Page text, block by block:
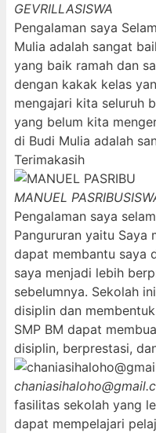
GEVRILLASISWA
Pengalaman saya
Mulia adalah sangat
yang baik ramah dan
dengan kakak kelas
mengajari kita seluruh
yang belum kita
di Budi Mulia adalah
Terimakasih
MANUEL PASRIBU
Pengalaman saya
Pangururan yaitu Saya
dapat membantu saya
saya menjadi lebih
sebelumnya. Sekolah
disiplin dan
SMP BM dapat
disiplin, berprestasi,
fasilitas sekolah yang
dapat mempelajari